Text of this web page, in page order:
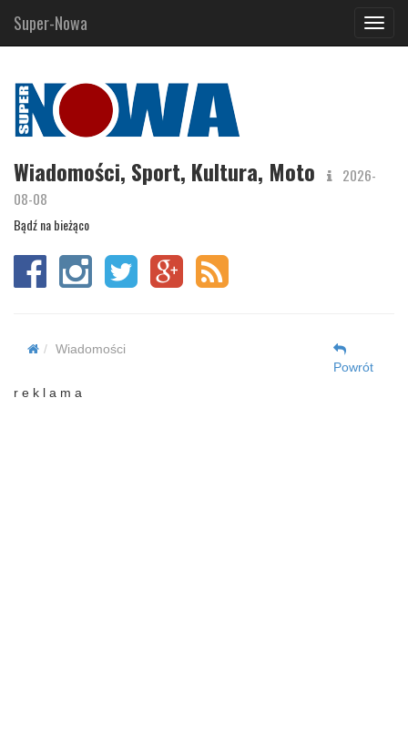
Super-Nowa
Wiadomości, Sport, Kultura, Moto
2026-
08-08
Bądź na bieżąco
Wiadomości
Powrót
r e k l a m a